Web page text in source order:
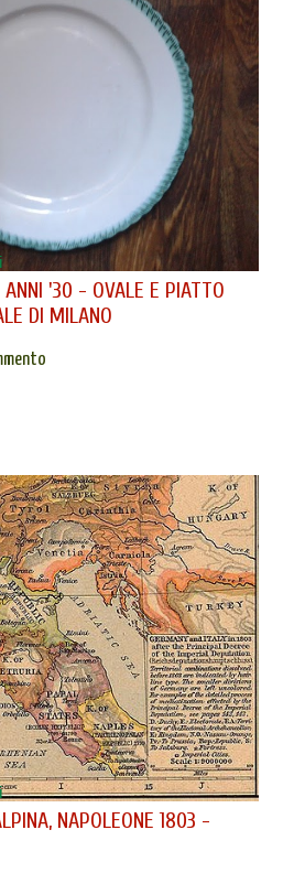
ANNI '30 - OVALE E PIATTO
DI MILANO
NAPOLEONE 1803 -